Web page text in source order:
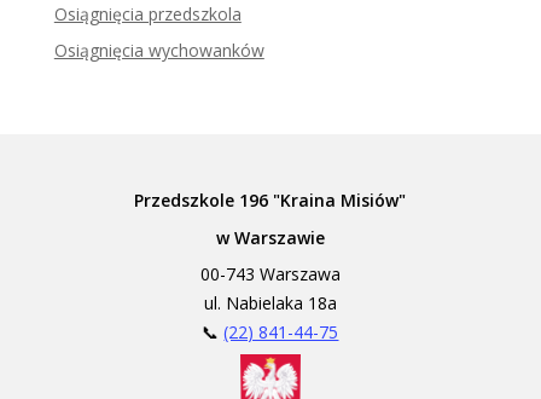
Osiągnięcia przedszkola
Osiągnięcia wychowanków
Przedszkole 196 "Kraina Misiów"
w Warszawie
00-743 Warszawa
ul. Nabielaka 18a
📞(22) 841-44-75